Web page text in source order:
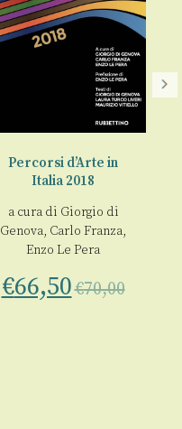
Percorsi d’Arte in
Italia 2018
a cura di Giorgio di
Genova, Carlo Franza,
Enzo Le Pera
€66,50€70,00